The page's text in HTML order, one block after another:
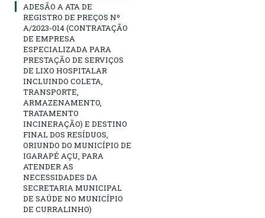
ADESÃO A ATA DE
REGISTRO DE PREÇOS Nº
A/2023-014 (CONTRATAÇÃO
DE EMPRESA
ESPECIALIZADA PARA
PRESTAÇÃO DE SERVIÇOS
DE LIXO HOSPITALAR
INCLUINDO COLETA,
TRANSPORTE,
ARMAZENAMENTO,
TRATAMENTO
INCINERAÇÃO) E DESTINO
FINAL DOS RESÍDUOS,
ORIUNDO DO MUNICÍPIO DE
IGARAPÉ AÇU, PARA
ATENDER AS
NECESSIDADES DA
SECRETARIA MUNICIPAL
DE SAÚDE NO MUNICÍPIO
DE CURRALINHO)